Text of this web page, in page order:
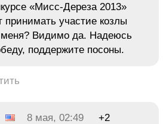
«Мисс-Дереза 2013»
принимать участие козлы
меня? Видимо да. Надеюсь
поддержите посоны.
8 мая, 02:49
+2